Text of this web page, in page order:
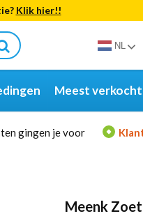
Klik hier!!
NL
Meest verkocht
gingen je voor
Meenk